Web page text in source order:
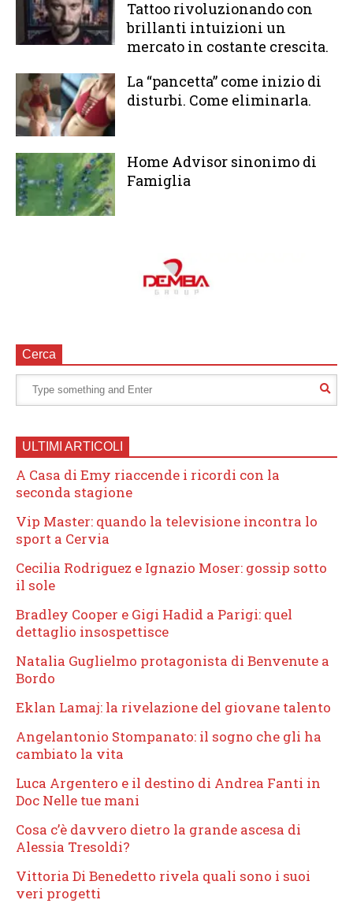
Tattoo rivoluzionando con
brillanti intuizioni un
mercato in costante crescita.
La “pancetta” come inizio di
disturbi. Come eliminarla.
Home Advisor sinonimo di
Famiglia
Cerca
ULTIMI ARTICOLI
A Casa di Emy riaccende i ricordi con la
seconda stagione
Vip Master: quando la televisione incontra lo
sport a Cervia
Cecilia Rodriguez e Ignazio Moser: gossip sotto
il sole
Bradley Cooper e Gigi Hadid a Parigi: quel
dettaglio insospettisce
Natalia Guglielmo protagonista di Benvenute a
Bordo
Eklan Lamaj: la rivelazione del giovane talento
Angelantonio Stompanato: il sogno che gli ha
cambiato la vita
Luca Argentero e il destino di Andrea Fanti in
Doc Nelle tue mani
Cosa c’è davvero dietro la grande ascesa di
Alessia Tresoldi?
Vittoria Di Benedetto rivela quali sono i suoi
veri progetti